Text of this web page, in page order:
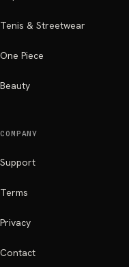
Tenis & Streetwear
One Piece
Beauty
COMPANY
Support
Terms
Privacy
Contact